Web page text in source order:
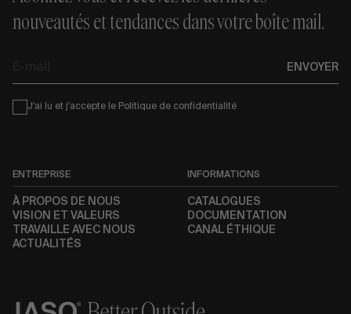
nouveautés et tendances dans votre boîte mail.
ENVOYER
Condiciones
J'ai lu et j'accepte le Politique de confidentialité
ENTREPRISE
À PROPOS DE NOUS
VISION ET VALEURS
TRAVAILLE AVEC NOUS
ACTUALITÉS
INFORMATIONS
CATALOGUES
DOCUMENTATION
CANAL ÉTHIQUE